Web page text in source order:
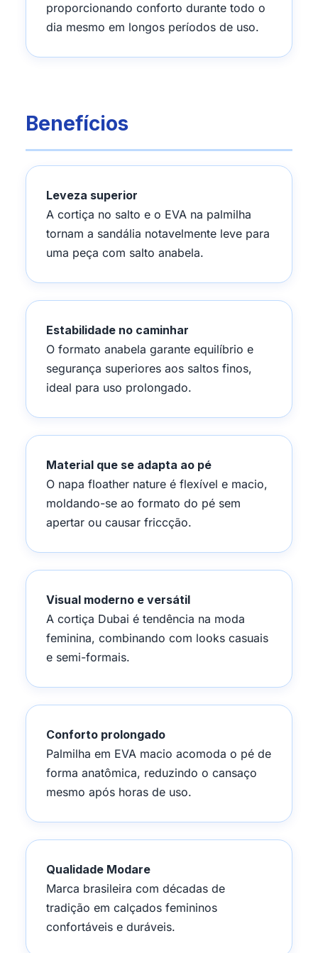
proporcionando conforto durante todo o
dia mesmo em longos períodos de uso.
Benefícios
Leveza superior
A cortiça no salto e o EVA na palmilha
tornam a sandália notavelmente leve para
uma peça com salto anabela.
Estabilidade no caminhar
O formato anabela garante equilíbrio e
segurança superiores aos saltos finos,
ideal para uso prolongado.
Material que se adapta ao pé
O napa floather nature é flexível e macio,
moldando-se ao formato do pé sem
apertar ou causar friccção.
Visual moderno e versátil
A cortiça Dubai é tendência na moda
feminina, combinando com looks casuais
e semi-formais.
Conforto prolongado
Palmilha em EVA macio acomoda o pé de
forma anatômica, reduzindo o cansaço
mesmo após horas de uso.
Qualidade Modare
Marca brasileira com décadas de
tradição em calçados femininos
confortáveis e duráveis.